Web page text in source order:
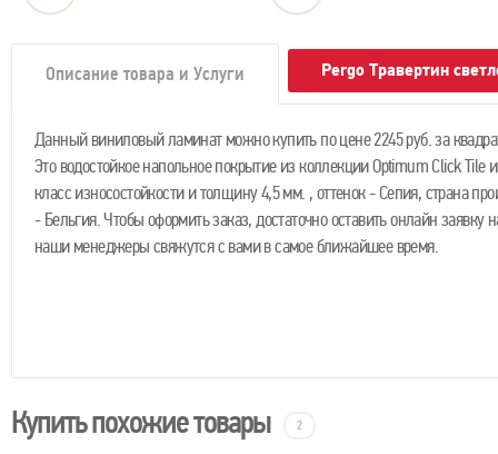
Описание товара и Услуги Pergo Травертин
Данный виниловый ламинат можно купить по цене 2245 руб. за
Это водостойкое напольное покрытие из коллекции Optimum Click Tile
класс износостойкости и толщину 4,5 мм. , оттенок - Сепия, страна
- Бельгия. Чтобы оформить заказ, достаточно оставить онлайн заявку
наши менеджеры свяжутся с вами в самое ближайшее время.
Купить похожие товары 2